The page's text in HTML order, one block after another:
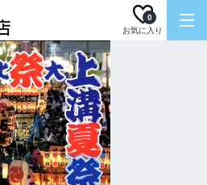
お気に入り
0